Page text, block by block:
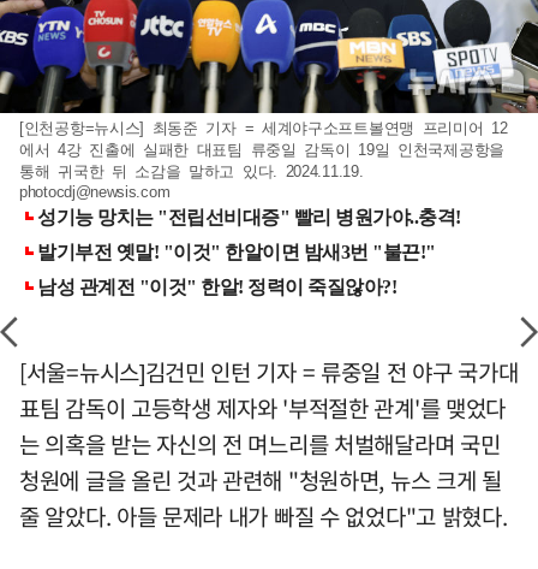
[인천공항=뉴시스] 최동준 기자 = 세계야구소프트볼연맹 프리미어 12
에서 4강 진출에 실패한 대표팀 류중일 감독이 19일 인천국제공항을
통해 귀국한 뒤 소감을 말하고 있다. 2024.11.19.
photocdj@newsis.com
[서울=뉴시스]김건민 인턴 기자 = 류중일 전 야구 국가대
표팀 감독이 고등학생 제자와 '부적절한 관계'를 맺었다
는 의혹을 받는 자신의 전 며느리를 처벌해달라며 국민
청원에 글을 올린 것과 관련해 "청원하면, 뉴스 크게 될
줄 알았다. 아들 문제라 내가 빠질 수 없었다"고 밝혔다.